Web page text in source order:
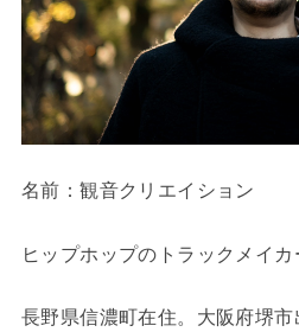
名前：観音クリエイション
ヒップホップのトラックメイカ
長野県信濃町在住。大阪府堺市